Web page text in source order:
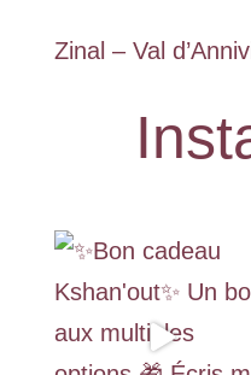
Zinal – Val